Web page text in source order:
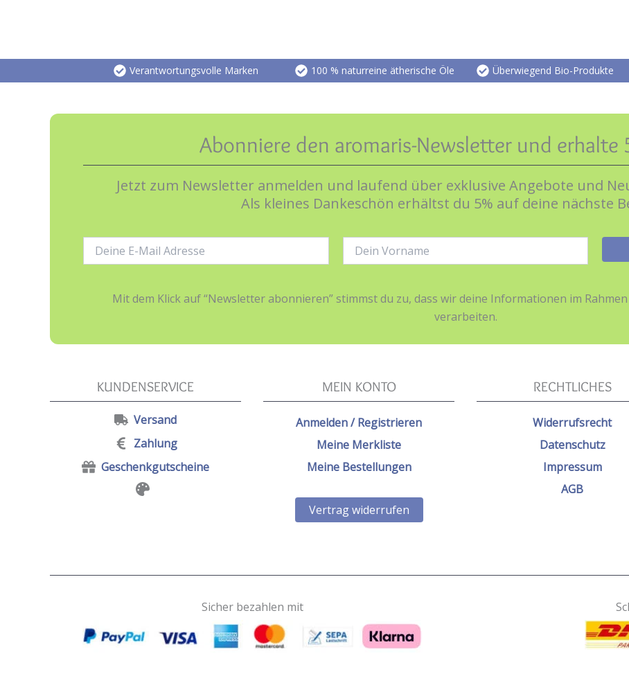
Verantwortungsvolle Marken 100 % naturreine ätherische Öle Überwiegend Bio-Produkte
Abonniere den aromaris-Newsletter und erhalte
Jetzt zum Newsletter anmelden und laufend über exklusive Angebote und
Als kleines Dankeschön erhältst du 5% auf deine nächste
Mail-
Mit dem Klick auf “Newsletter abonnieren” stimmst du zu, dass wir deine Informationen im
verarbeiten.
KUNDENSERVICE
Versand
Zahlung
Geschenkgutscheine
MEIN KONTO
Anmelden / Registrieren
Meine Merkliste
Meine Bestellungen
Vertrag widerrufen
RECHTLICHES
Widerrufsrecht
Datenschutz
Impressum
AGB
Sicher bezahlen mit